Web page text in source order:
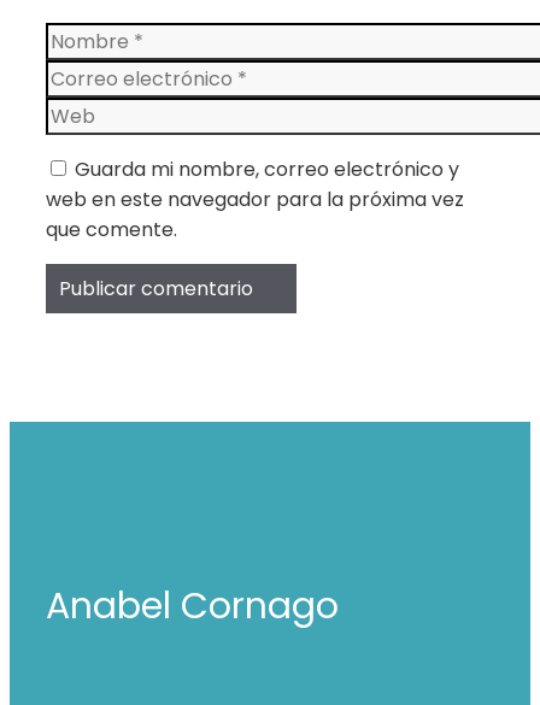
Nombre
Correo
electrónico
Web
Guarda mi nombre, correo electrónico y
web en este navegador para la próxima vez
que comente.
Anabel Cornago